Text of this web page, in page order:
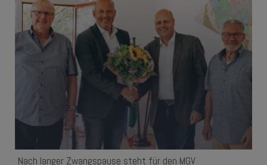
Nach langer Zwangspause steht für den MGV